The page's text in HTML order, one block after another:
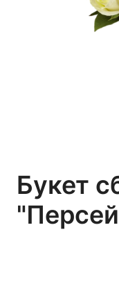
Букет